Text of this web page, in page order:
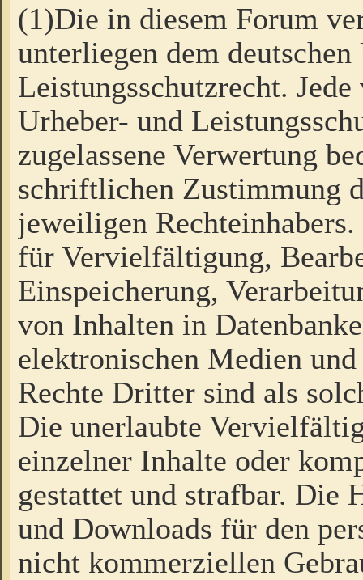
(1)Die in diesem Forum
unterliegen dem
Leistungsschutzrecht.
Urheber- und
zugelassene Verwertung
schriftlichen Zustimmung
jeweiligen
für Vervielfältigung,
Einspeicherung,
von Inhalten in
elektronischen Medien
Rechte Dritter sind als
Die unerlaubte
einzelner Inhalte oder
gestattet und strafbar. Die
und Downloads für den
nicht kommerziellen